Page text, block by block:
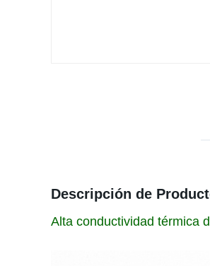
Descripción de
Alta conductividad térmica